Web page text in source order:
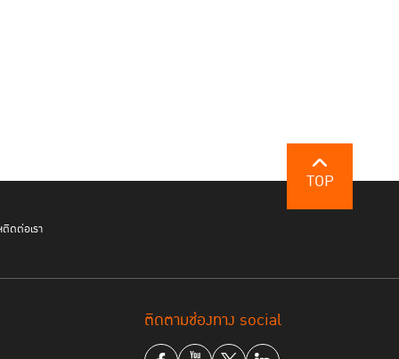
TOP
ติดต่อเรา
ติดตามช่องทาง social